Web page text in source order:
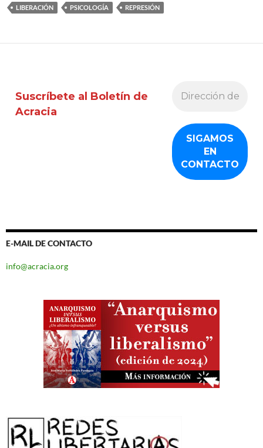
LIBERACIÓN
PSICOLOGÍA REPRESIÓN
Suscríbete al Boletín de
Acracia
E-MAIL DE CONTACTO
info@acracia.org